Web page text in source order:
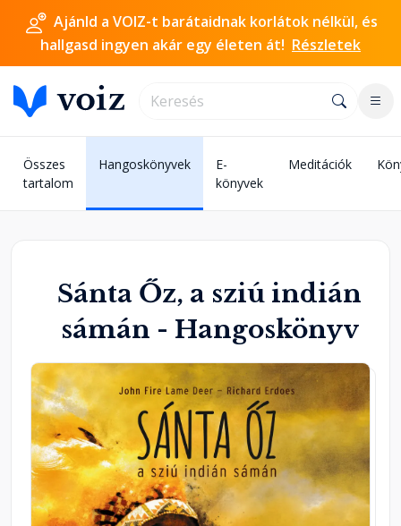
Ajánld a VOIZ-t barátaidnak korlátok nélkül, és
hallgasd ingyen akár egy életen át! Részletek
Összes
tartalom
Hangoskönyvek
E-
könyvek
Meditációk
Sánta Őz, a sziú indián
sámán - Hangoskönyv